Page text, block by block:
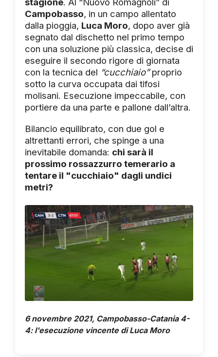
stagione. Al “Nuovo Romagnoli” di
Campobasso, in un campo allentato
dalla pioggia, Luca Moro, dopo aver già
segnato dal dischetto nel primo tempo
con una soluzione più classica, decise di
eseguire il secondo rigore di giornata
con la tecnica del “cucchiaio”proprio
sotto la curva occupata dai tifosi
molisani. Esecuzione impeccabile, con
portiere da una parte e pallone dall’altra.
Bilancio equilibrato, con due gol e
altrettanti errori, che spinge a una
inevitabile domanda: chi sarà il
prossimo rossazzurro temerario a
tentare il "cucchiaio" dagli undici
metri?
6 novembre 2021, Campobasso-Catania 4-
4: l'esecuzione vincente di Luca Moro